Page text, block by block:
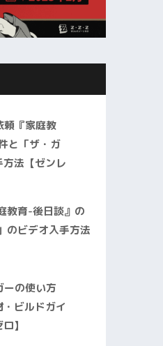
教育-後日談』の
のビデオ入手方法